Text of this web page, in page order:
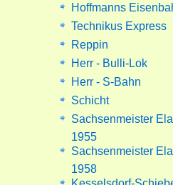
Hoffmanns
Technikus Express
Reppin
Herr - Bulli-Lok
Herr - S-Bahn
Schicht
Sachsenmeister
1955
Sachsenmeister
1958